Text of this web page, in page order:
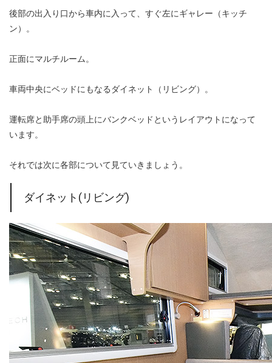
後部の出入り口から車内に入って、すぐ左にギャレー（キッチ
ン）。
正面にマルチルーム。
車両中央にベッドにもなるダイネット（リビング）。
運転席と助手席の頭上にバンクベッドというレイアウトになって
います。
それでは次に各部について見ていきましょう。
ダイネット(リビング)